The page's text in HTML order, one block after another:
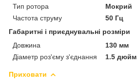
Тип ротора
Мокрий
Частота струму
50 Гц
Габаритні і приєднувальні розміри
Довжина
130 мм
Діаметр роз'єму з'єднання
1.5 дюйм
Приховати